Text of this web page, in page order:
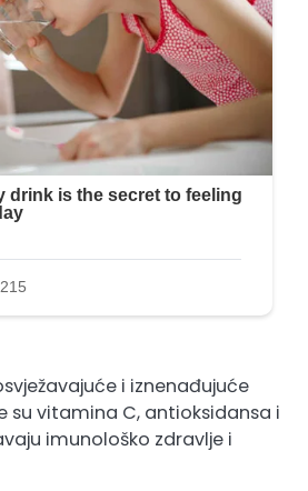
i iznenađujuće
su vitamina C, antioksidansa i
imunološko zdravlje i